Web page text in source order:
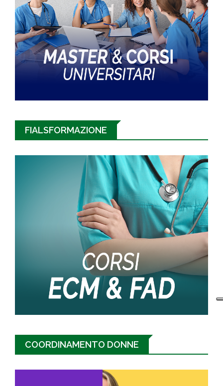
FIALSFORMAZIONE
COORDINAMENTO DONNE